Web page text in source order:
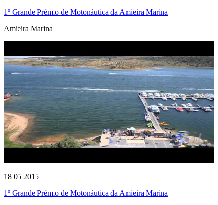
1º Grande Prémio de Motonáutica da Amieira Marina
Amieira Marina
18 05 2015
1º Grande Prémio de Motonáutica da Amieira Marina